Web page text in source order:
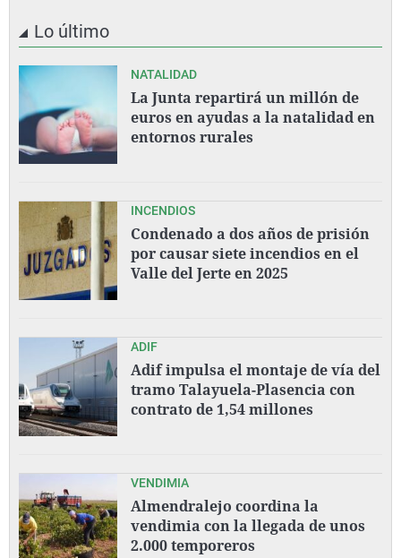
Lo último
NATALIDAD
La Junta repartirá un millón de
euros en ayudas a la natalidad en
entornos rurales
INCENDIOS
Condenado a dos años de prisión
por causar siete incendios en el
Valle del Jerte en 2025
ADIF
Adif impulsa el montaje de vía del
tramo Talayuela-Plasencia con
contrato de 1,54 millones
VENDIMIA
Almendralejo coordina la
vendimia con la llegada de unos
2.000 temporeros